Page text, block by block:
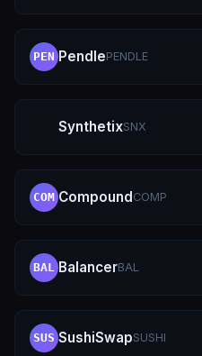
PEN PendlePENDLE
SynthetixSNX
COM CompoundCOMP
BAL BalancerBAL
SUS SushiSwapSUSHI